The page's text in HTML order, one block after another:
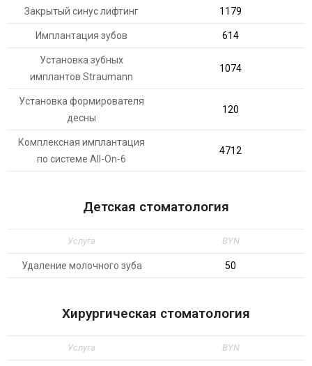
Закрытый синус лифтинг 1179
Имплантация зубов 614
Установка зубных
имплантов Straumann
1074
Установка формирователя
десны
120
Комплексная имплантация
по системе All-On-6
4712
Детская стоматология
Услуга BYN
Удаление молочного зуба 50
Хирургическая стоматология
Услуга BYN